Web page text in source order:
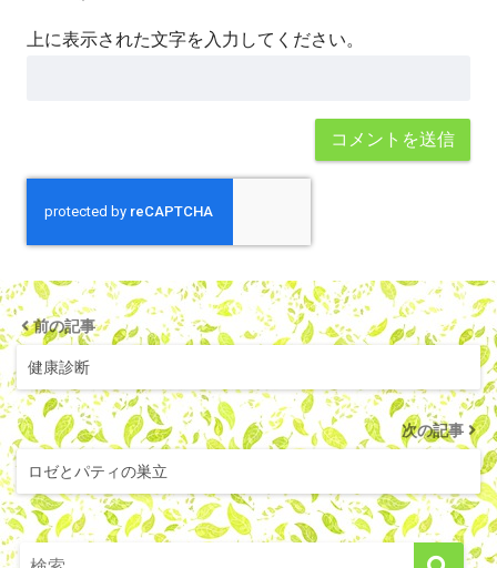
上に表示された文字を入力してください。
前の記事
健康診断
次の記事
ロゼとパティの巣立